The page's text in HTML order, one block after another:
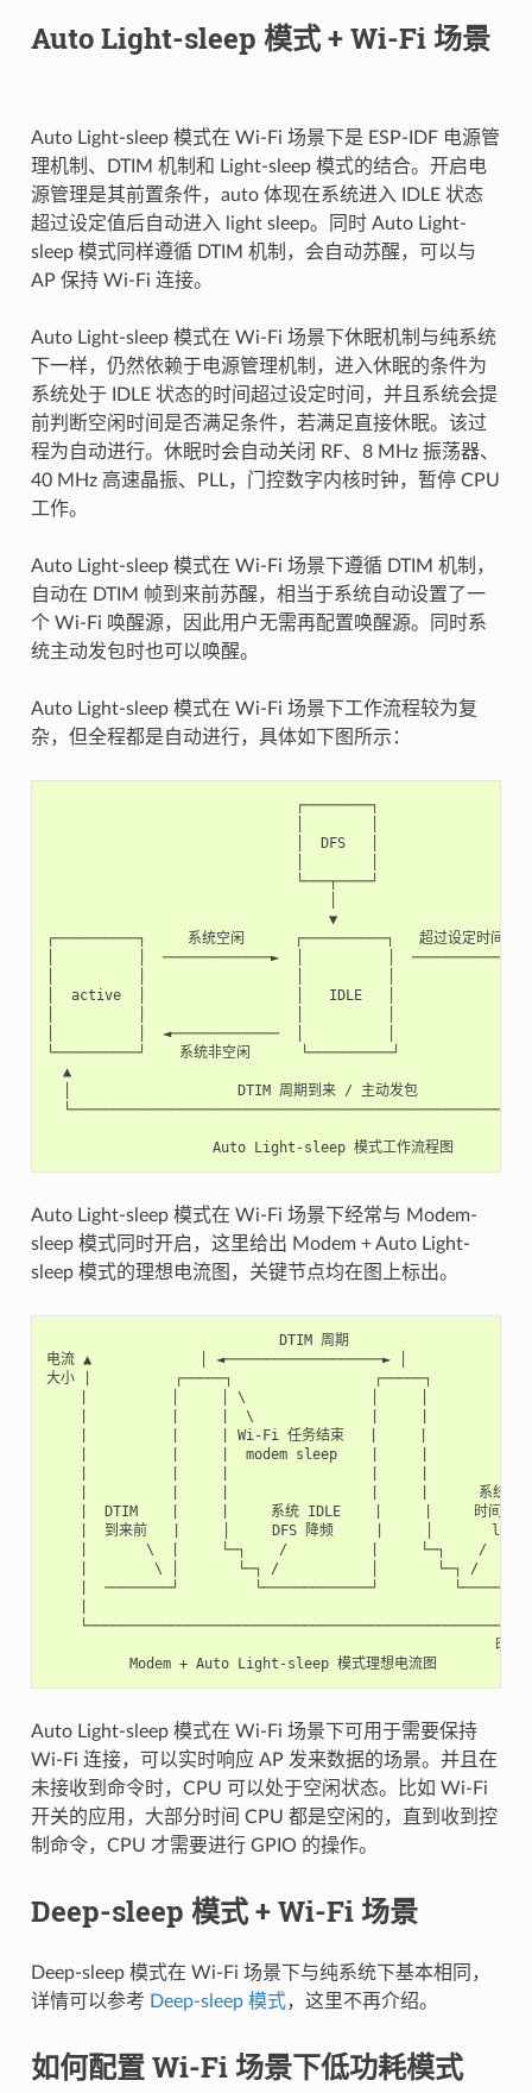
Auto Light-sleep 模式 + Wi-Fi 场景
Auto Light-sleep 模式在 Wi-Fi 场景下是 ESP-IDF 电源管
理机制、DTIM 机制和 Light-sleep 模式的结合。开启电
源管理是其前置条件，auto 体现在系统进入 IDLE 状态
超过设定值后自动进入 light sleep。同时 Auto Light-
sleep 模式同样遵循 DTIM 机制，会自动苏醒，可以与
AP 保持 Wi-Fi 连接。
Auto Light-sleep 模式在 Wi-Fi 场景下休眠机制与纯系统
下一样，仍然依赖于电源管理机制，进入休眠的条件为
系统处于 IDLE 状态的时间超过设定时间，并且系统会提
前判断空闲时间是否满足条件，若满足直接休眠。该过
程为自动进行。休眠时会自动关闭 RF、8 MHz 振荡器、
40 MHz 高速晶振、PLL，门控数字内核时钟，暂停 CPU
工作。
Auto Light-sleep 模式在 Wi-Fi 场景下遵循 DTIM 机制，
自动在 DTIM 帧到来前苏醒，相当于系统自动设置了一
个 Wi-Fi 唤醒源，因此用户无需再配置唤醒源。同时系
统主动发包时也可以唤醒。
Auto Light-sleep 模式在 Wi-Fi 场景下工作流程较为复
杂，但全程都是自动进行，具体如下图所示：
                              ┌────────┐
                              │  DFS   │
                              └───┬────┘
                                  ▼
┌──────────┐     系统空闲      ┌──────────┐   超过设定时间
│          │  ─────────────►  │          │
│  active  │                  │   IDLE   │
│          │  ◄─────────────  │          │
└──────────┘    系统非空闲      └──────────┘
▲
│                    DTIM 周期到来 / 主动发包
Auto Light-sleep 模式在 Wi-Fi 场景下经常与 Modem-
sleep 模式同时开启，这里给出 Modem + Auto Light-
sleep 模式的理想电流图，关键节点均在图上标出。
                            DTIM 周期
电流 ▲             │ ◄───────────────────► │
大小 |          ┌─────┐                 ┌─────┐
    |          │     │ \               │     │
    |          |     |  \              |     |
    |          |     | Wi-Fi 任务结束   |     |
    |          |     |  modem sleep    |     |
|          |     |                 |     |      系统判
|  DTIM    |     |     系统 IDLE    |     |     时间超过
|  到来前   |     │     DFS 降频     |     │
    |       \  |     └─┐    /          |     └─┐    /
    |        \ │       └─┐ /           │       └─┐ /
|  ────────┘         └─────────────┘
                                                      时间
Auto Light-sleep 模式在 Wi-Fi 场景下可用于需要保持
Wi-Fi 连接，可以实时响应 AP 发来数据的场景。并且在
未接收到命令时，CPU 可以处于空闲状态。比如 Wi-Fi
开关的应用，大部分时间 CPU 都是空闲的，直到收到控
制命令，CPU 才需要进行 GPIO 的操作。
Deep-sleep 模式 + Wi-Fi 场景
Deep-sleep 模式在 Wi-Fi 场景下与纯系统下基本相同，
详情可以参考 Deep-sleep 模式，这里不再介绍。
如何配置 Wi-Fi 场景下低功耗模式